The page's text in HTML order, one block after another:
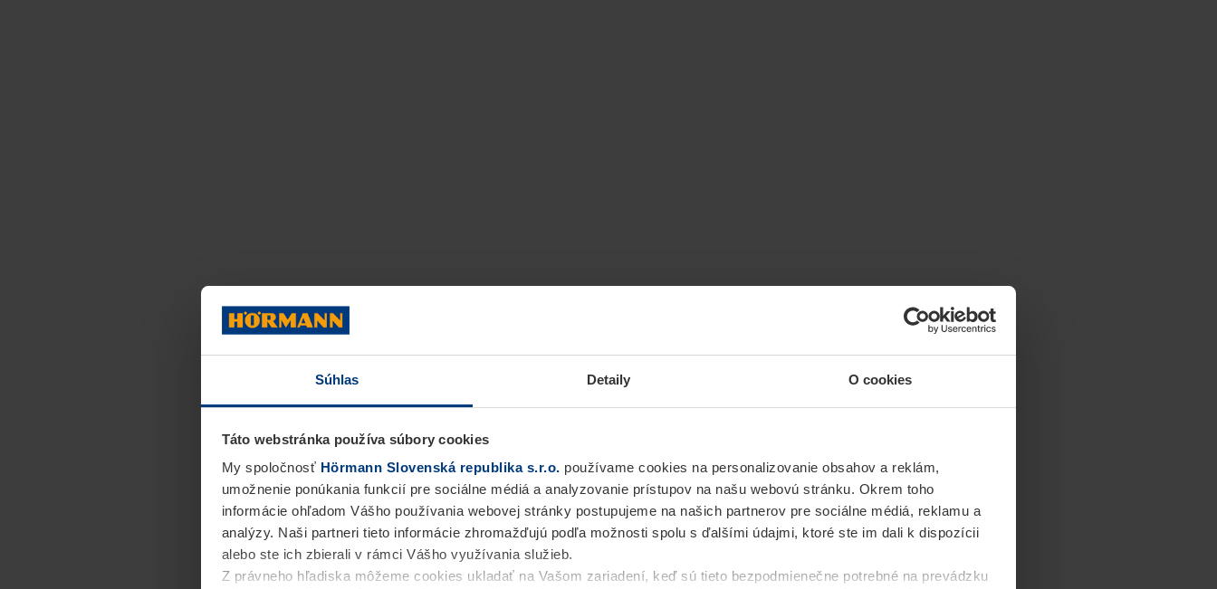
Súhlas Detaily O cookies
Táto webstránka používa súbory cookies
My spoločnosť Hörmann Slovenská republika s.r.o. používame cookies na personalizovanie obsahov a reklám,
umožnenie ponúkania funkcií pre sociálne médiá a analyzovanie prístupov na našu webovú stránku. Okrem toho
informácie ohľadom Vášho používania webovej stránky postupujeme na našich partnerov pre sociálne médiá, reklamu a
analýzy. Naši partneri tieto informácie zhromažďujú podľa možnosti spolu s ďalšími údajmi, ktoré ste im dali k dispozícii
alebo ste ich zbierali v rámci Vášho využívania služieb.
Z právneho hľadiska môžeme cookies ukladať na Vašom zariadení, keď sú tieto bezpodmienečne potrebné na prevádzku